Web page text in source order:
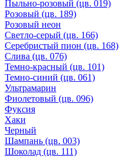
Пыльно-розовый (цв. 019)
Розовый (цв. 189)
Розовый неон
Светло-серый (цв. 166)
Серебристый пион (цв. 168)
Слива (цв. 076)
Темно-красный (цв. 101)
Темно-синий (цв. 061)
Ультрамарин
Фиолетовый (цв. 096)
Фуксия
Хаки
Черный
Шампань (цв. 003)
Шоколад (цв. 111)